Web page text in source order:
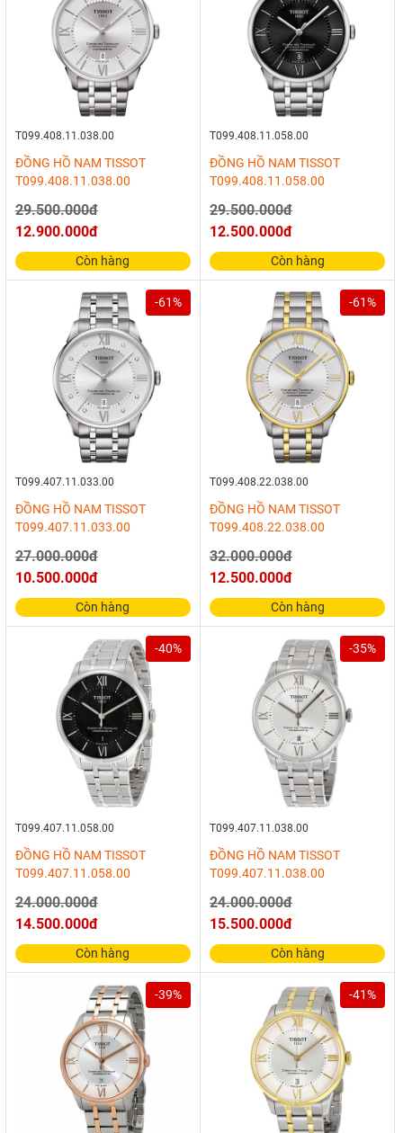
T099.408.11.038.00
ĐỒNG HỒ NAM TISSOT
T099.408.11.038.00
29.500.000đ
12.900.000đ
Còn hàng
T099.408.11.058.00
ĐỒNG HỒ NAM TISSOT
T099.408.11.058.00
29.500.000đ
12.500.000đ
Còn hàng
-61%
T099.407.11.033.00
ĐỒNG HỒ NAM TISSOT
T099.407.11.033.00
27.000.000đ
10.500.000đ
Còn hàng
-61%
T099.408.22.038.00
ĐỒNG HỒ NAM TISSOT
T099.408.22.038.00
32.000.000đ
12.500.000đ
Còn hàng
-40%
T099.407.11.058.00
ĐỒNG HỒ NAM TISSOT
T099.407.11.058.00
24.000.000đ
14.500.000đ
Còn hàng
-35%
T099.407.11.038.00
ĐỒNG HỒ NAM TISSOT
T099.407.11.038.00
24.000.000đ
15.500.000đ
Còn hàng
-39% -41%